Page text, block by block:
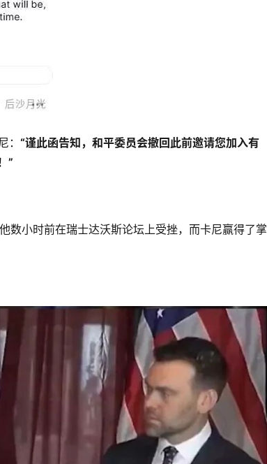
： “谨此函告知，和平委员会撤回此前邀请您加入有
”
数小时前在瑞士达沃斯论坛上受挫，而卡尼赢得了掌